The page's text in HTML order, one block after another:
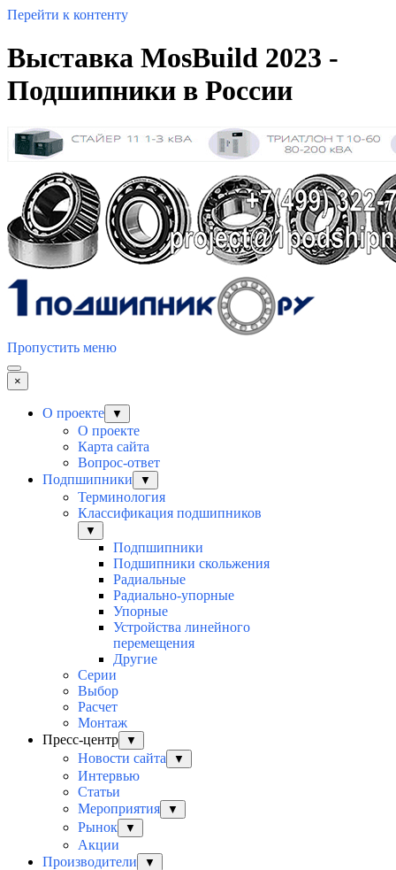
Перейти к контенту
Выставка MosBuild 2023 -
Подшипники в России
Пропустить меню
×
О проекте ▼
О проекте
Карта сайта
Вопрос-ответ
Подпшипники
▼
Терминология
Классификация подшипников
▼
Подпшипники
Подшипники скольжения
Радиальные
Радиально-упорные
Упорные
Устройства линейного
перемещения
Другие
Серии
Выбор
Раcчет
Монтаж
Пресс-центр
▼
Новости сайта ▼
Интервью
Статьи
Мероприятия
▼
Рынок ▼
Акции
Производители
▼